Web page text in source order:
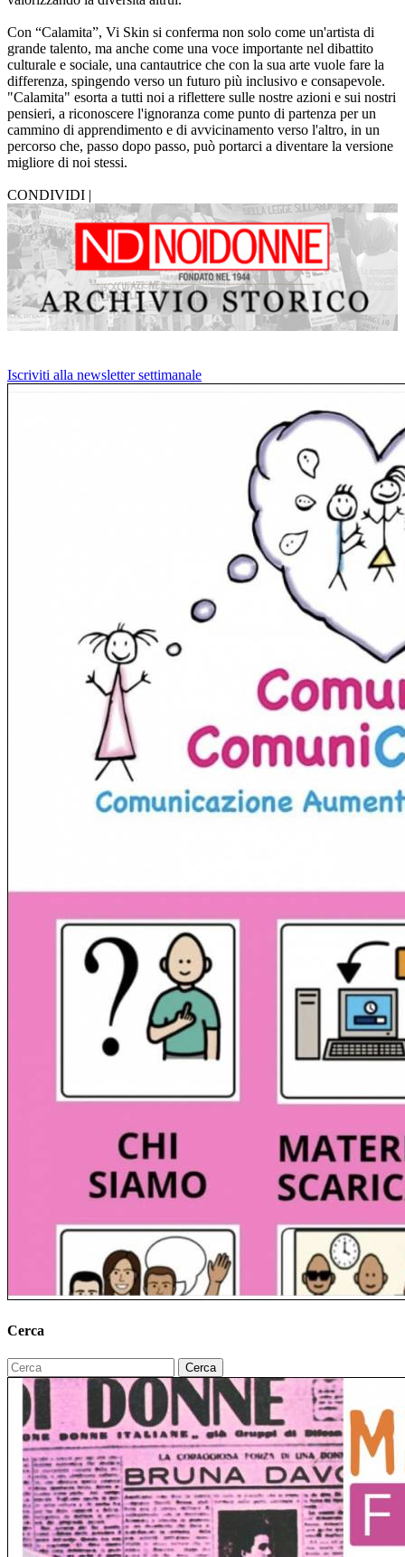
Con “Calamita”, Vi Skin si conferma non solo come un'artista di
grande talento, ma anche come una voce importante nel dibattito
culturale e sociale, una cantautrice che con la sua arte vuole fare la
differenza, spingendo verso un futuro più inclusivo e consapevole.
"Calamita" esorta a tutti noi a riflettere sulle nostre azioni e sui nostri
pensieri, a riconoscere l'ignoranza come punto di partenza per un
cammino di apprendimento e di avvicinamento verso l'altro, in un
percorso che, passo dopo passo, può portarci a diventare la versione
migliore di noi stessi.
CONDIVIDI |
Iscriviti alla newsletter settimanale
Cerca